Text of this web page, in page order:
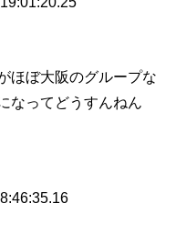
ほぼ大阪のグループな
なってどうすんねん